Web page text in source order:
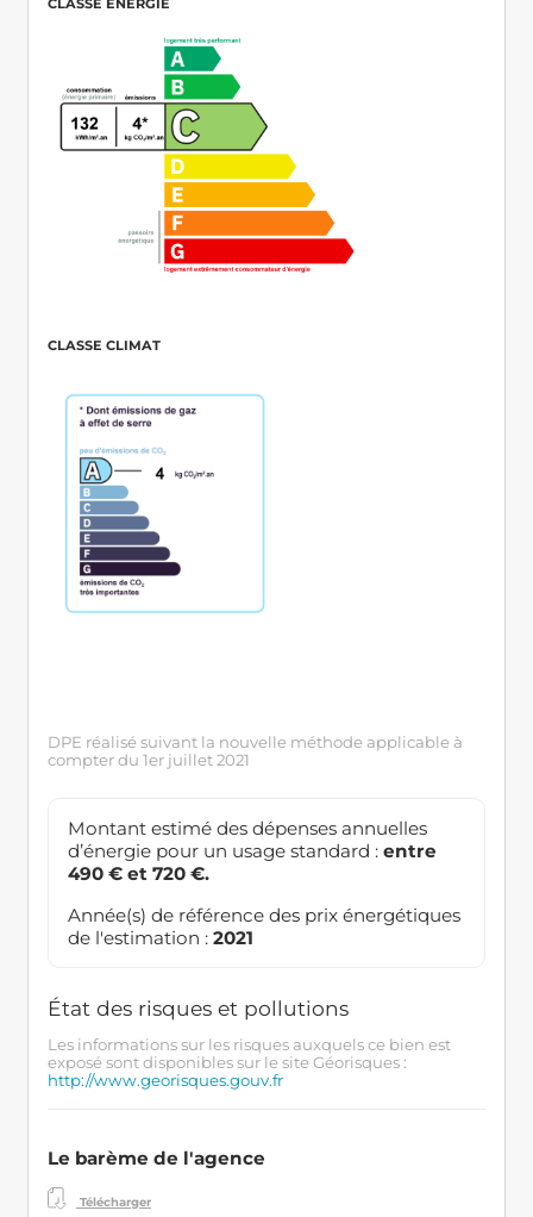
CLASSE CLIMAT
DPE réalisé suivant la nouvelle méthode applicable à
compter du 1er juillet 2021
Montant estimé des dépenses annuelles
d’énergie pour un usage standard : entre
490 € et 720 €.
Année(s) de référence des prix énergétiques
de l'estimation : 2021
État des risques et pollutions
Les informations sur les risques auxquels ce bien est
exposé sont disponibles sur le site Géorisques :
http://www.georisques.gouv.fr
Le barème de l'agence
Télécharger